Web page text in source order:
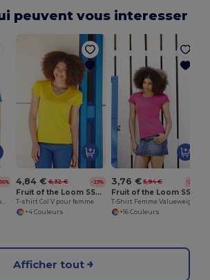
peuvent vous interesser
Polo Femme Élégant et Confortable
4,84 € 6,32 € -23%
Fruit of the Loom SS047
T-shirt Col V pour femme
+4 Couleurs
3,76 € 5,94 € -37%
T-Shirt Femme Valueweight
+16 Couleurs
Afficher tout